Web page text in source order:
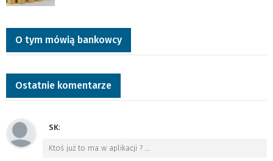
O tym mówią bankowcy
Ostatnie komentarze
SK:
Ktoś już to ma w aplikacji ? …